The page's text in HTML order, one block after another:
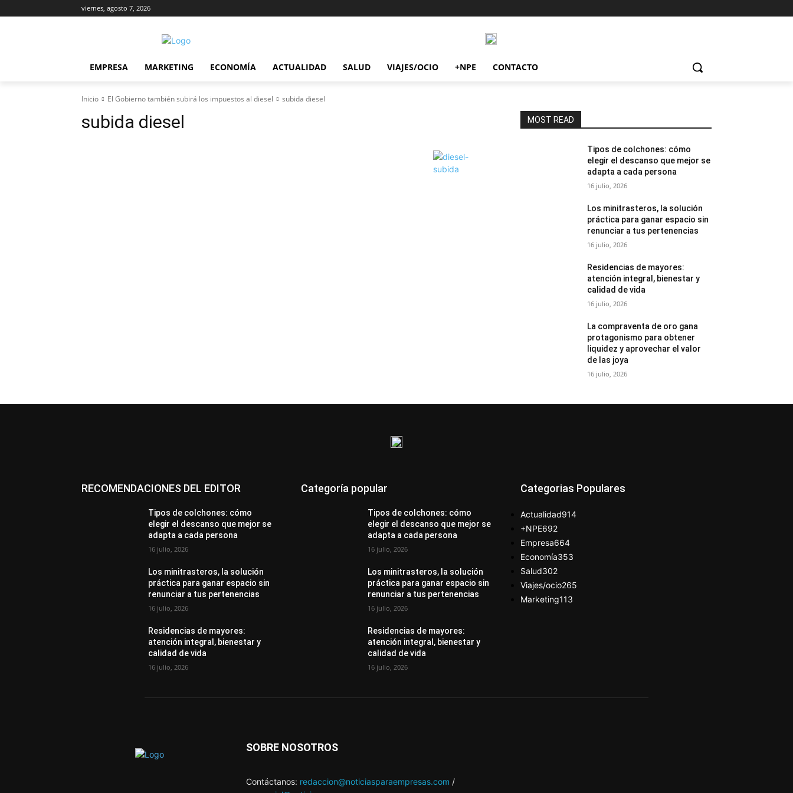
viernes, agosto 7, 2026
EMPRESA MARKETING ECONOMÍA ACTUALIDAD SALUD VIAJES/OCIO +NPE CONTACTO
Inicio El Gobierno también subirá los impuestos al diesel subida diesel
subida diesel MOST READ
Tipos de colchones: cómo
elegir el descanso que mejor se
adapta a cada persona
16 julio, 2026
Los minitrasteros, la solución
práctica para ganar espacio sin
renunciar a tus pertenencias
16 julio, 2026
Residencias de mayores:
atención integral, bienestar y
calidad de vida
16 julio, 2026
La compraventa de oro gana
protagonismo para obtener
liquidez y aprovechar el valor
de las joya
16 julio, 2026
RECOMENDACIONES DEL EDITOR
Tipos de colchones: cómo
elegir el descanso que mejor se
adapta a cada persona
16 julio, 2026
Los minitrasteros, la solución
práctica para ganar espacio sin
renunciar a tus pertenencias
16 julio, 2026
Residencias de mayores:
atención integral, bienestar y
calidad de vida
16 julio, 2026
Categoría popular
Tipos de colchones: cómo
elegir el descanso que mejor se
adapta a cada persona
16 julio, 2026
Los minitrasteros, la solución
práctica para ganar espacio sin
renunciar a tus pertenencias
16 julio, 2026
Residencias de mayores:
atención integral, bienestar y
calidad de vida
16 julio, 2026
Categorias Populares
Actualidad914
+NPE692
Empresa664
Economía353
Salud302
Viajes/ocio265
Marketing113
SOBRE NOSOTROS
Contáctanos: redaccion@noticiasparaempresas.com /